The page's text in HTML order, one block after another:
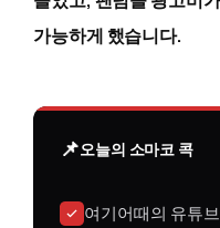
가능하게 했습니다.
📌오늘의 소마코 콕
여기어때의 유튜